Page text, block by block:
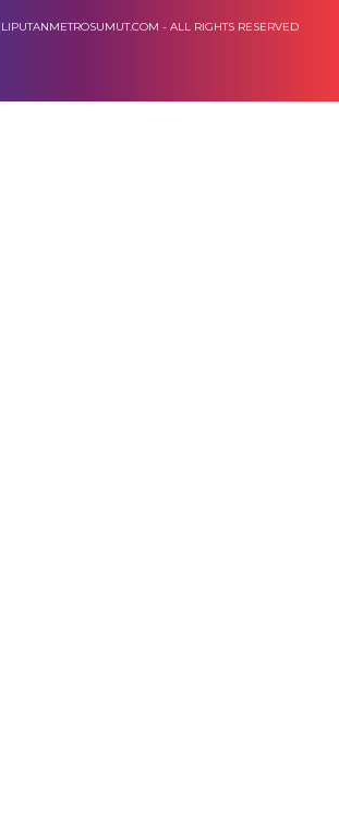
- ALL RIGHTS RESERVED